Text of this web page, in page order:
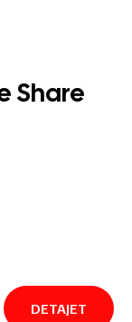
Share
DETAJET